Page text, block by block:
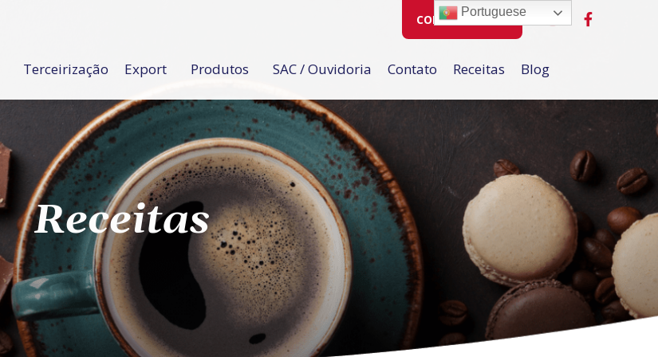
Terceirização Export Produtos SAC / Ouvidoria Contato Receitas Blog
COMPRE ONLINE
Receitas
Portuguese